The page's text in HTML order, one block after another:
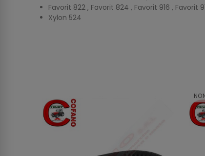
Favorit 822 , Favorit 824 , Favorit 916 , Favorit
Xylon 524